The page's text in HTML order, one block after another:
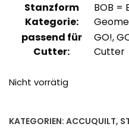
Stanzform
Kategorie:
BOB =
passend für
Cutter:
GO!,
Cutter
Nicht vorrätig
KATEGORIEN: ACCUQUILT,